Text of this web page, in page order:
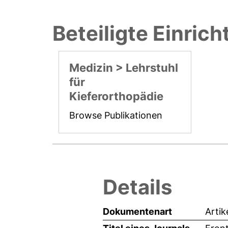
Beteiligte
Medizin > Lehrstuhl
für
Kieferorthopädie
Browse Publikationen
Details
Dokumentenart